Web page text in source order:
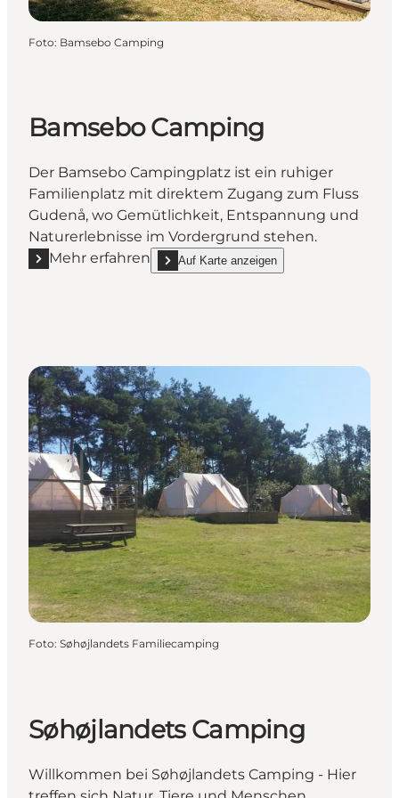
Foto: Bamsebo Camping
Bamsebo Camping
Der Bamsebo Campingplatz ist ein ruhiger
Familienplatz mit direktem Zugang zum Fluss
Gudenå, wo Gemütlichkeit, Entspannung und
Naturerlebnisse im Vordergrund stehen.
Mehr erfahren
Mehr erfahren "Bamsebo Camping"
Auf Karte anzeigen
show Bamsebo Camping on_map
Foto: Søhøjlandets Familiecamping
Søhøjlandets Camping
Willkommen bei Søhøjlandets Camping - Hier